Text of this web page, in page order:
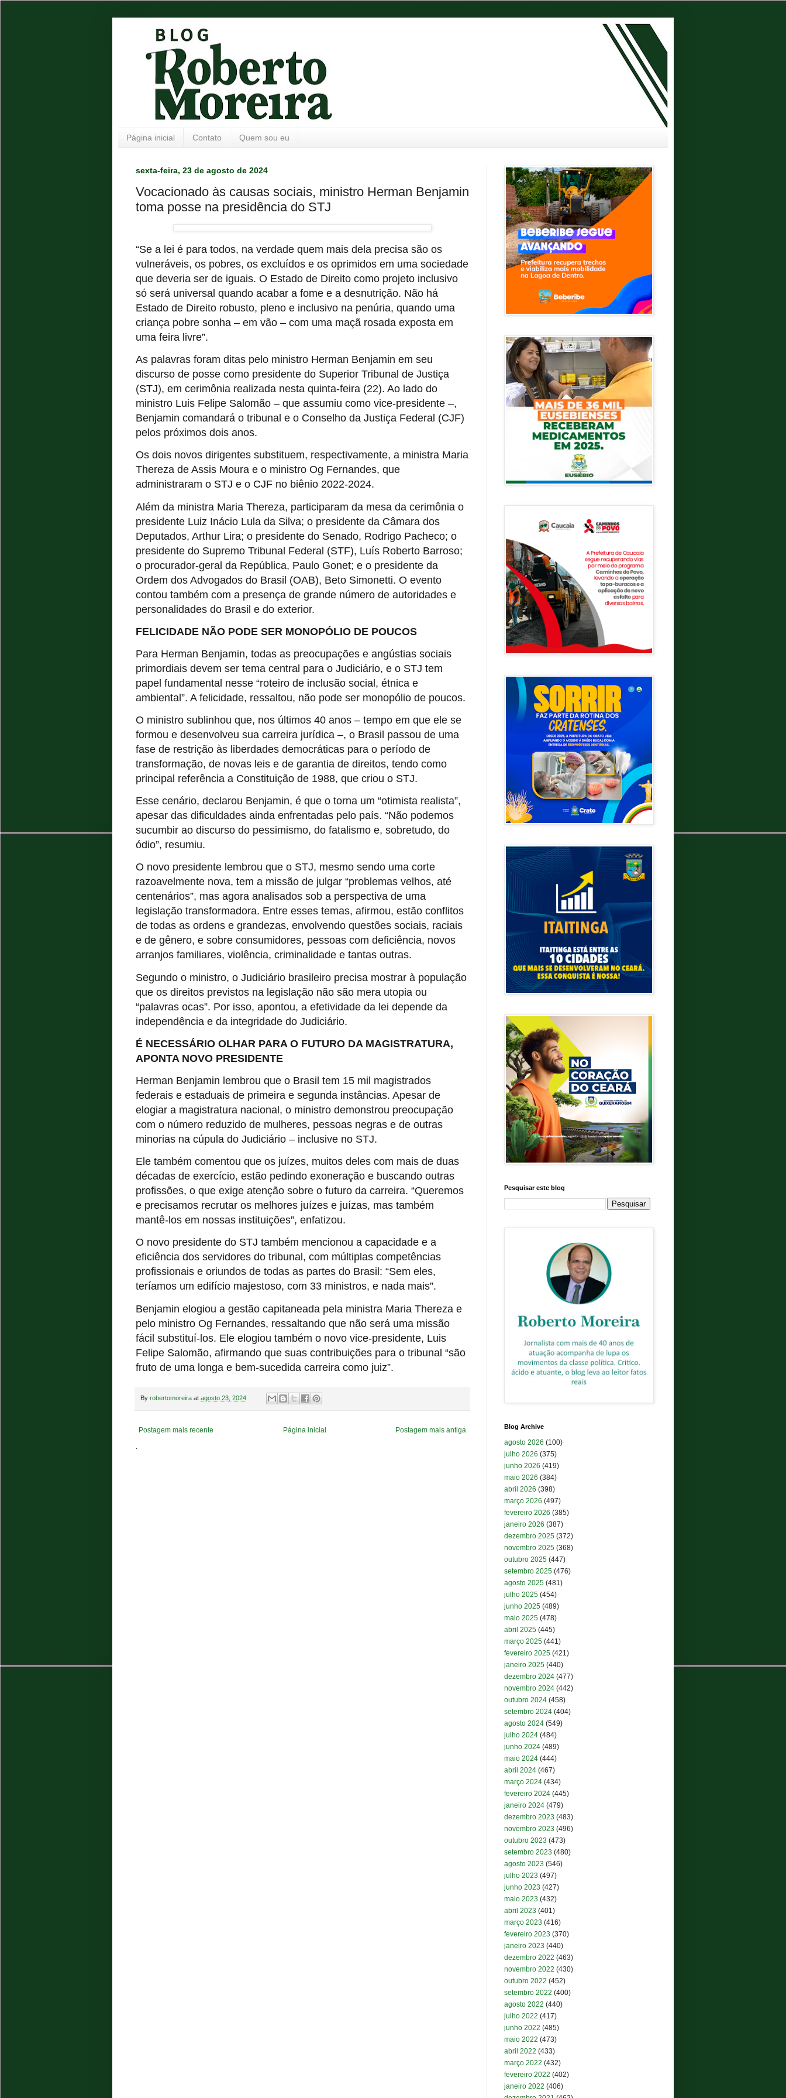
Página inicial Contato Quem sou eu
sexta-feira, 23 de agosto de 2024
Vocacionado às causas sociais, ministro Herman Benjamin
toma posse na presidência do STJ
“Se a lei é para todos, na verdade quem mais dela precisa são os
vulneráveis, os pobres, os excluídos e os oprimidos em uma sociedade
que deveria ser de iguais. O Estado de Direito como projeto inclusivo
só será universal quando acabar a fome e a desnutrição. Não há
Estado de Direito robusto, pleno e inclusivo na penúria, quando uma
criança pobre sonha – em vão – com uma maçã rosada exposta em
uma feira livre”.
As palavras foram ditas pelo ministro Herman Benjamin em seu
discurso de posse como presidente do Superior Tribunal de Justiça
(STJ), em cerimônia realizada nesta quinta-feira (22). Ao lado do
ministro Luis Felipe Salomão – que assumiu como vice-presidente –,
Benjamin comandará o tribunal e o Conselho da Justiça Federal (CJF)
pelos próximos dois anos.​​​​​​​​​
Os dois novos dirigentes substituem, respectivamente, a ministra Maria
Thereza de Assis Moura e o ministro Og Fernandes, que
administraram o STJ e o CJF no biênio 2022-2024.
Além da ministra Maria Thereza, participaram da mesa da cerimônia o
presidente Luiz Inácio Lula da Silva; o presidente da Câmara dos
Deputados, Arthur Lira; o presidente do Senado, Rodrigo Pacheco; o
presidente do Supremo Tribunal Federal (STF), Luís Roberto Barroso;
o procurador-geral da República, Paulo Gonet; e o presidente da
Ordem dos Advogados do Brasil (OAB), Beto Simonetti. O evento
contou também com a presença de grande número de autoridades e
personalidades do Brasil e do exterior.
FELICIDADE NÃO PODE SER MONOPÓLIO DE POUCOS
Para Herman Benjamin, todas as preocupações e angústias sociais
primordiais devem ser tema central para o Judiciário, e o STJ tem
papel fundamental nesse “roteiro de inclusão social, étnica e
ambiental”. A felicidade, ressaltou, não pode ser monopólio de poucos.
O ministro sublinhou que, nos últimos 40 anos – tempo em que ele se
formou e desenvolveu sua carreira jurídica –, o Brasil passou de uma
fase de restrição às liberdades democráticas para o período de
transformação, de novas leis e de garantia de direitos, tendo como
principal referência a Constituição de 1988, que criou o STJ.
Esse cenário, declarou Benjamin, é que o torna um “otimista realista”,
apesar das dificuldades ainda enfrentadas pelo país. “Não podemos
sucumbir ao discurso do pessimismo, do fatalismo e, sobretudo, do
ódio”, resumiu.
O novo presidente lembrou que o STJ, mesmo sendo uma corte
razoavelmente nova, tem a missão de julgar “problemas velhos, até
centenários”, mas agora analisados sob a perspectiva de uma
legislação transformadora. Entre esses temas, afirmou, estão conflitos
de todas as ordens e grandezas, envolvendo questões sociais, raciais
e de gênero, e sobre consumidores, pessoas com deficiência, novos
arranjos familiares, violência, criminalidade e tantas outras.
Segundo o ministro, o Judiciário brasileiro precisa mostrar à população
que os direitos previstos na legislação não são mera utopia ou
“palavras ocas”. Por isso, apontou, a efetividade da lei depende da
independência e da integridade do Judiciário.
É NECESSÁRIO OLHAR PARA O FUTURO DA MAGISTRATURA,
APONTA NOVO PRESIDENTE
Herman Benjamin lembrou que o Brasil tem 15 mil magistrados
federais e estaduais de primeira e segunda instâncias. Apesar de
elogiar a magistratura nacional, o ministro demonstrou preocupação
com o número reduzido de mulheres, pessoas negras e de outras
minorias na cúpula do Judiciário – inclusive no STJ.
Ele também comentou que os juízes, muitos deles com mais de duas
décadas de exercício, estão pedindo exoneração e buscando outras
profissões, o que exige atenção sobre o futuro da carreira. “Queremos
e precisamos recrutar os melhores juízes e juízas, mas também
mantê-los em nossas instituições”, enfatizou.
O novo presidente do STJ também mencionou a capacidade e a
eficiência dos servidores do tribunal, com múltiplas competências
profissionais e oriundos de todas as partes do Brasil: “Sem eles,
teríamos um edifício majestoso, com 33 ministros, e nada mais”.
Benjamin elogiou a gestão capitaneada pela ministra Maria Thereza e
pelo ministro Og Fernandes, ressaltando que não será uma missão
fácil substituí-los. Ele elogiou também o novo vice-presidente, Luis
Felipe Salomão, afirmando que suas contribuições para o tribunal “são
fruto de uma longa e bem-sucedida carreira como juiz”.
By robertomoreira at agosto 23, 2024
Postagem mais recente Postagem mais antiga
Página inicial
.
Pesquisar este blog
Blog Archive
agosto 2026 (100)
julho 2026 (375)
junho 2026 (419)
maio 2026 (384)
abril 2026 (398)
março 2026 (497)
fevereiro 2026 (385)
janeiro 2026 (387)
dezembro 2025 (372)
novembro 2025 (368)
outubro 2025 (447)
setembro 2025 (476)
agosto 2025 (481)
julho 2025 (454)
junho 2025 (489)
maio 2025 (478)
abril 2025 (445)
março 2025 (441)
fevereiro 2025 (421)
janeiro 2025 (440)
dezembro 2024 (477)
novembro 2024 (442)
outubro 2024 (458)
setembro 2024 (404)
agosto 2024 (549)
julho 2024 (484)
junho 2024 (489)
maio 2024 (444)
abril 2024 (467)
março 2024 (434)
fevereiro 2024 (445)
janeiro 2024 (479)
dezembro 2023 (483)
novembro 2023 (496)
outubro 2023 (473)
setembro 2023 (480)
agosto 2023 (546)
julho 2023 (497)
junho 2023 (427)
maio 2023 (432)
abril 2023 (401)
março 2023 (416)
fevereiro 2023 (370)
janeiro 2023 (440)
dezembro 2022 (463)
novembro 2022 (430)
outubro 2022 (452)
setembro 2022 (400)
agosto 2022 (440)
julho 2022 (417)
junho 2022 (485)
maio 2022 (473)
abril 2022 (433)
março 2022 (432)
fevereiro 2022 (402)
janeiro 2022 (406)